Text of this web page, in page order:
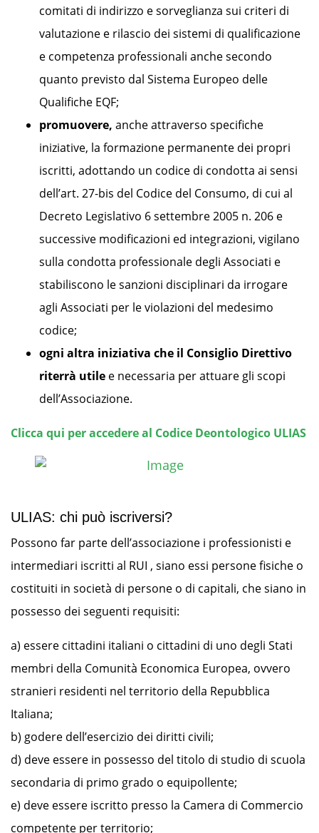
comitati di indirizzo e sorveglianza sui criteri di
valutazione e rilascio dei sistemi di qualificazione
e competenza professionali anche secondo
quanto previsto dal Sistema Europeo delle
Qualifiche EQF;
promuovere, anche attraverso specifiche
iniziative, la formazione permanente dei propri
iscritti, adottando un codice di condotta ai sensi
dell’art. 27-bis del Codice del Consumo, di cui al
Decreto Legislativo 6 settembre 2005 n. 206 e
successive modificazioni ed integrazioni, vigilano
sulla condotta professionale degli Associati e
stabiliscono le sanzioni disciplinari da irrogare
agli Associati per le violazioni del medesimo
codice;
ogni altra iniziativa che il Consiglio Direttivo
riterrà utile e necessaria per attuare gli scopi
dell’Associazione.
Clicca qui per accedere al Codice Deontologico ULIAS
ULIAS: chi può iscriversi?
Possono far parte dell’associazione i professionisti e
intermediari iscritti al RUI , siano essi persone fisiche o
costituiti in società di persone o di capitali, che siano in
possesso dei seguenti requisiti:
a) essere cittadini italiani o cittadini di uno degli Stati
membri della Comunità Economica Europea, ovvero
stranieri residenti nel territorio della Repubblica
Italiana;
b) godere dell’esercizio dei diritti civili;
d) deve essere in possesso del titolo di studio di scuola
secondaria di primo grado o equipollente;
e) deve essere iscritto presso la Camera di Commercio
competente per territorio;